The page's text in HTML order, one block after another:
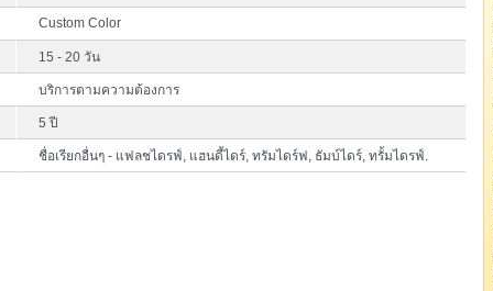
Custom Color
15 - 20 วัน
บริการตามความต้องการ
5 ปี
ชื่อเรียกอื่นๆ - แฟลชไดรฟ์, แฮนดี้ไดร์, ทรัมไดร์ฟ, ธัมบ์ไดร์, ทรั้มไดรฟ์.